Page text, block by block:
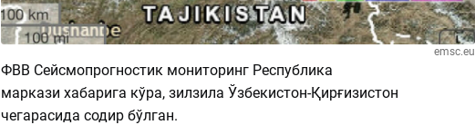
emsc.eu
ФВВ Сейсмопрогностик мониторинг Республика
маркази хабарига кўра, зилзила Ўзбекистон-Қирғизистон
чегарасида содир бўлган.